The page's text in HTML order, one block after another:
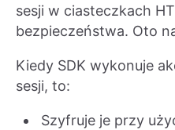
sesji w ciasteczkach
bezpieczeństwa. Oto
Kiedy SDK wykonuje
sesji, to:
Szyfruje je przy